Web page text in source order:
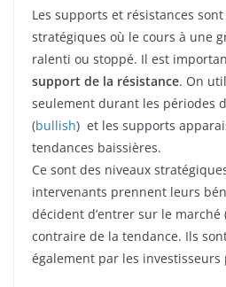
Les supports et résistances
stratégiques où le cours à une
ralenti ou stoppé. Il est
support de la résistance. On
seulement durant les périodes
(bullish) et les supports
tendances baissières.
Ce sont des niveaux
intervenants prennent leurs
décident d’entrer sur le marché
contraire de la tendance. Ils
également par les investisseurs